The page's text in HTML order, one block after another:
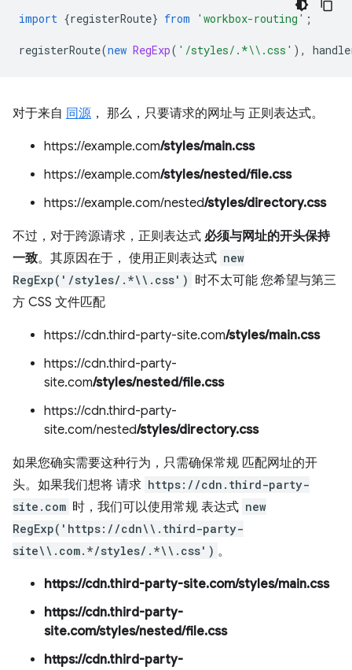
import {registerRoute} from 'workbox-routing' ;
registerRoute(new RegExp( '/styles/.*\\.css' ),
对于来自 同源 ， 那么，只要请求的网址与 正则表达式。
https://example.com/styles/main.css
https://example.com/styles/nested/file.css
https://example.com/nested/styles/directory.css
不过，对于跨源请求，正则表达式 必须与网址的开头保持
一致。其原因在于， 使用正则表达式 new
RegExp('/styles/.*\\.css') 时不太可能 您希望与第三
方 CSS 文件匹配
https://cdn.third-party-site.com/styles/main.css
https://cdn.third-party-
site.com/styles/nested/file.css
https://cdn.third-party-
site.com/nested/styles/directory.css
如果您确实需要这种行为，只需确保常规 匹配网址的开
头。如果我们想将 请求 https://cdn.third-party-
site.com 时，我们可以使用常规 表达式 new
RegExp('https://cdn\\.third-party-
site\\.com.*/styles/.*\\.css') 。
https://cdn.third-party-site.com/styles/main.css
https://cdn.third-party-
site.com/styles/nested/file.css
https://cdn.third-party-